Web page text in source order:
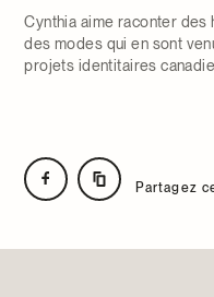
Cynthia aime raconter
des modes qui en sont
projets identitaires
Partagez